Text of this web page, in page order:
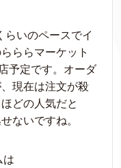
らいのペースでイ
ららマーケット
予定です。オーダ
現在は注文が殺
どの人気だと
ないですね。
は